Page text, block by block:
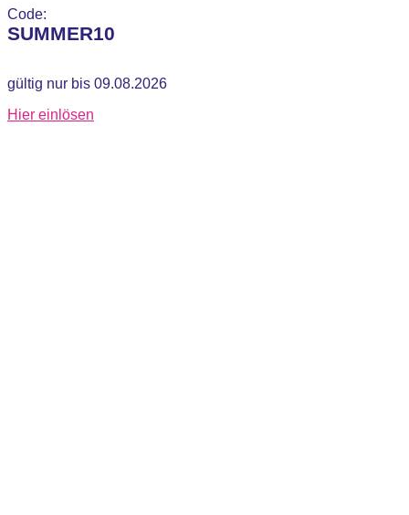
Code:
SUMMER10
gültig nur bis 09.08.2026
Hier einlösen